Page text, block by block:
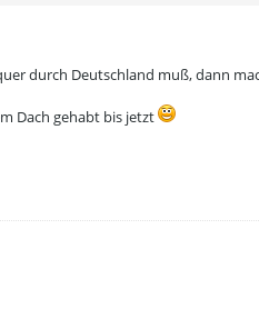
durch Deutschland muß, dann
Dach gehabt bis jetzt